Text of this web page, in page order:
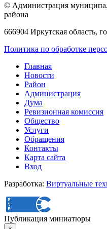
© Администрация
района
666904 Иркутская область,
Политика по обработке
Главная
Новости
Район
Администрация
Дума
Ревизионная комиссия
Общество
Услуги
Обращения
Контакты
Карта сайта
Вход
Разработка: Виртуальные
Публикация миниатюры